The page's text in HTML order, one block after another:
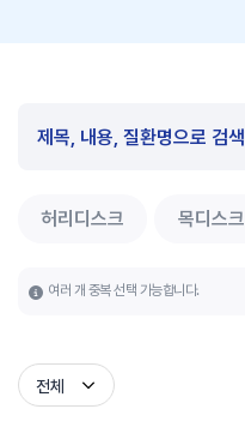
허리디스크 목디스크
여러 개 중복 선택 가능합니다.
전체